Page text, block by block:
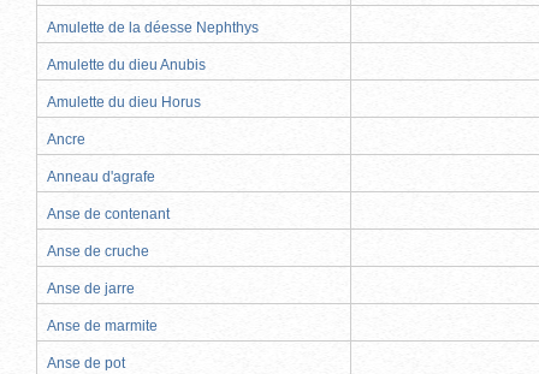
Amulette de la déesse Nephthys
Amulette du dieu Anubis
Amulette du dieu Horus
Ancre
Anneau d'agrafe
Anse de contenant
Anse de cruche
Anse de jarre
Anse de marmite
Anse de pot